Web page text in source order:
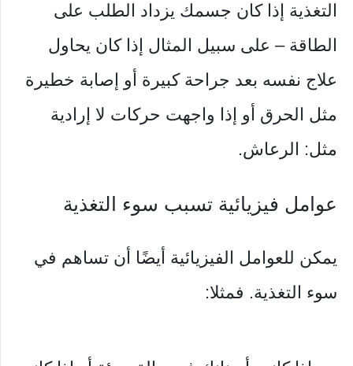
التغذية إذا كان جسمك يزداد الطلب على
الطاقة – على سبيل المثال إذا كان يحاول
علاج نفسه بعد جراحة كبيرة أو إصابة خطيرة
مثل الحرق أو إذا واجهت حركات لا إرادية
مثل: الرعاش.
عوامل فيزيائية تسبب سوء التغذية
يمكن للعوامل الفيزيائية أيضًا أن تساهم في
سوء التغذية. فمثلا: